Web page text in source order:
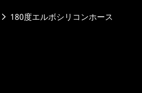
180度エルボシリコンホース